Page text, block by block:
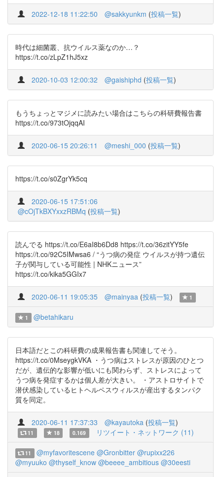
2022-12-18 11:22:50 @sakkyunkm (投稿一覧)
時代は細菌叢、抗ウイルス薬なのか…？
https://t.co/zLpZ1hJ5xz
2020-10-03 12:00:32 @gaishiphd (投稿一覧)
もうちょっとマジメに読みたい場合はこちらの科研費報告書
https://t.co/973tOjqqAI
2020-06-15 20:26:11 @meshi_000 (投稿一覧)
https://t.co/s0ZgrYk5cq
2020-06-15 17:51:06
@cOjTkBXYxxzRBMq (投稿一覧)
読んでる https://t.co/E6aI8b6Dd8 https://t.co/36zitYY5fe
https://t.co/92C5IMwsa6 / “うつ病の発症 ウイルスが持つ遺伝
子が関与している可能性 | NHKニュース”
https://t.co/kika5GGIx7
2020-06-11 19:05:35 @mainyaa (投稿一覧) 1
1 @betahikaru
日本語だとこの科研費の成果報告書も関連してそう。
https://t.co/0MseygkVKA ・うつ病はストレスが原因のひとつ
だが、遺伝的な影響が低いにも関わらず、ストレスによって
うつ病を発症するかは個人差が大きい。 ・アストロサイトで
潜伏感染しているヒトヘルペスウィルスが産出するタンパク
質を同定。
2020-06-11 17:37:33 @kayautoka (投稿一覧)
11 18 0.169 リツイート・ネットワーク (11)
11 @myfavoritescene @Gronbitter @rupixx226
@myuuko @thyself_know @beeee_ambitious @30eesti